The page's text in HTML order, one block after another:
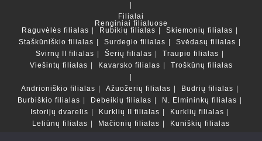
Filialai
Renginiai filialuose
Raguvėlės filialas
Rubikių filialas
Skiemonių filialas
Staškūniškio filialas
Surdegio filialas
Svėdasų filialas
Svirnų II filialas
Šerių filialas
Traupio filialas
Viešintų filialas
Kavarsko filialas Troškūnų filialas
Andrioniškio filialas Ažuožerių filialas
Budrių filialas
Burbiškio filialas
Debeikių filialas
N. Elmininkų filialas
Istorijų dvarelis
Kurklių II filialas
Kurklių filialas
Leliūnų filialas
Mačionių filialas Kuniškių filialas